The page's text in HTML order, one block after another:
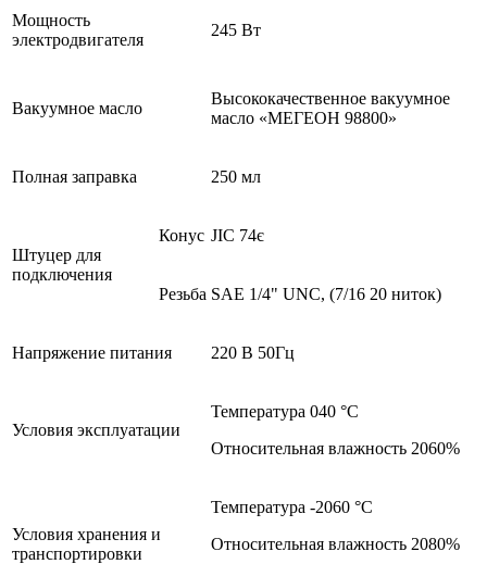
Мощность
электродвигателя
245 Вт
Вакуумное масло
Высококачественное вакуумное
масло «МЕГЕОН 98800»
Полная заправка 250 мл
Штуцер для
подключения
Конус JIC 74є
Резьба SAE 1/4" UNC, (7/16 20 ниток)
Напряжение питания 220 В 50Гц
Условия эксплуатации
Температура 040 °С
Относительная влажность 2060%
Условия хранения и
транспортировки
Температура -2060 °С
Относительная влажность 2080%